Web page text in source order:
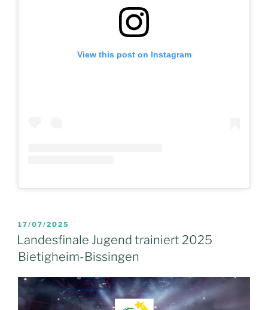
View this post on Instagram
VERÖFFENTLICHT
AM
17/07/2025
Landesfinale Jugend trainiert 2025
Bietigheim-Bissingen